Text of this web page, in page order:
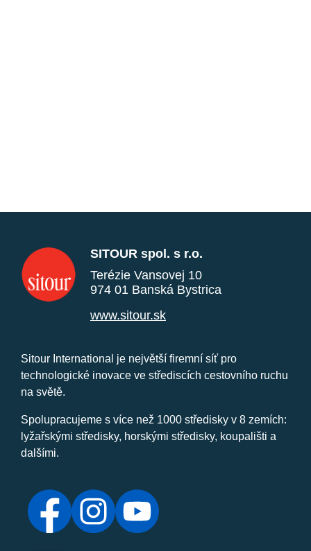
SITOUR spol. s r.o.
Terézie Vansovej 10
974 01 Banská Bystrica
www.sitour.sk
Sitour International je největší firemní síť pro
technologické inovace ve střediscích cestovního ruchu
na světě.
Spolupracujeme s více než 1000 středisky v 8 zemích:
lyžařskými středisky, horskými středisky, koupališti a
dalšími.